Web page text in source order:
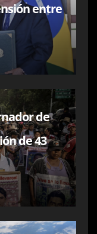
entre
de
de 43